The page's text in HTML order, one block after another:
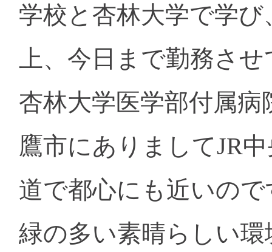
学校と杏林大学で学
上、今日まで勤務さ
杏林大学医学部付属
鷹市にありましてJR
道で都心にも近いの
緑の多い素晴らしい